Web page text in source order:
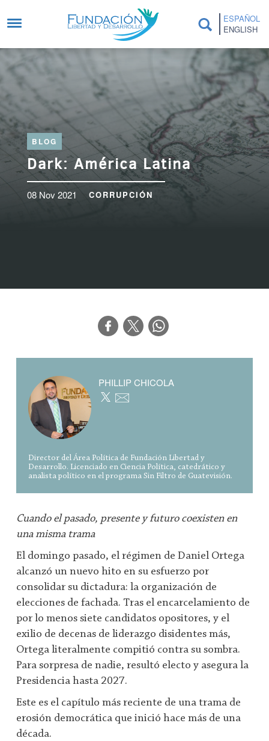
ESPAÑOL
ENGLISH
BLOG
Dark: América Latina
08 Nov 2021 CORRUPCIÓN
Cuando el pasado, presente y futuro coexisten en
una misma trama
El domingo pasado, el régimen de Daniel Ortega
alcanzó un nuevo hito en su esfuerzo por
consolidar su dictadura: la organización de
elecciones de fachada. Tras el encarcelamiento de
por lo menos siete candidatos opositores, y el
exilio de decenas de liderazgo disidentes más,
Ortega literalmente compitió contra su sombra.
Para sorpresa de nadie, resultó electo y asegura la
Presidencia hasta 2027.
Este es el capítulo más reciente de una trama de
erosión democrática que inició hace más de una
década.
PHILLIP CHICOLA
Director del Área Política de Fundación Libertad y
Desarrollo. Licenciado en Ciencia Política, catedrático y
analista político en el programa Sin Filtro de Guatevisión.